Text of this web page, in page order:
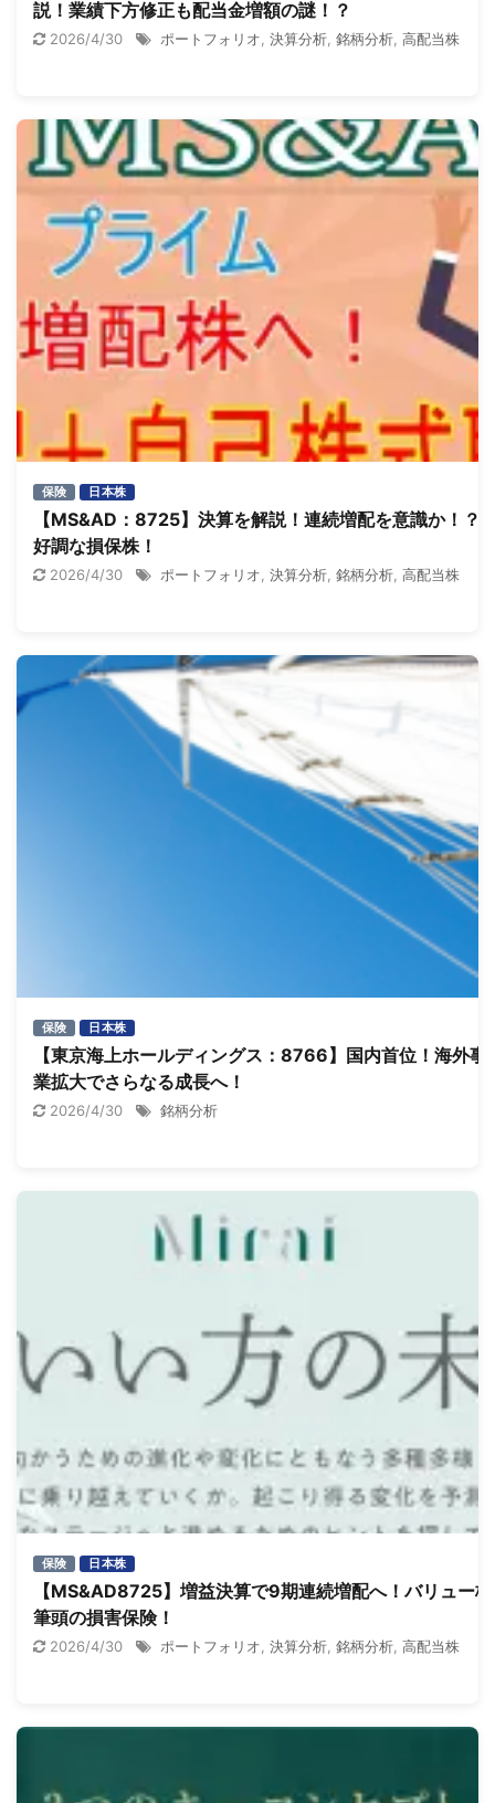
説！業績下方修正も配当金増額の謎！？
2026/4/30 ポートフォリオ 決算分析 銘柄分析 高配当株
保険 日本株
【MS&AD：8725】決算を解説！連続増配を意識か！？
好調な損保株！
2026/4/30 ポートフォリオ 決算分析 銘柄分析 高配当株
保険 日本株
【東京海上ホールディングス：8766】国内首位！海外事
業拡大でさらなる成長へ！
2026/4/30 銘柄分析
保険 日本株
【MS&AD8725】増益決算で9期連続増配へ！バリュー株
筆頭の損害保険！
2026/4/30 ポートフォリオ 決算分析 銘柄分析 高配当株